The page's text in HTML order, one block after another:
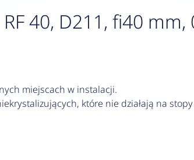
40, D211, fi40 mm,
miejscach w instalacji.
które nie działają na